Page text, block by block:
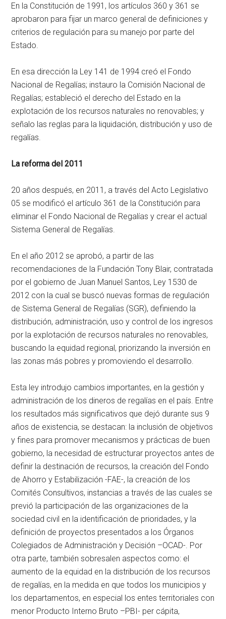
En la Constitución de 1991, los artículos 360 y 361 se
aprobaron para fijar un marco general de definiciones y
criterios de regulación para su manejo por parte del
Estado.
En esa dirección la Ley 141 de 1994 creó el Fondo
Nacional de Regalías; instauro la Comisión Nacional de
Regalías; estableció el derecho del Estado en la
explotación de los recursos naturales no renovables; y
señalo las reglas para la liquidación, distribución y uso de
regalías.
La reforma del 2011
20 años después, en 2011, a través del Acto Legislativo
05 se modificó el artículo 361 de la Constitución para
eliminar el Fondo Nacional de Regalías y crear el actual
Sistema General de Regalías.
En el año 2012 se aprobó, a partir de las
recomendaciones de la Fundación Tony Blair, contratada
por el gobierno de Juan Manuel Santos, Ley 1530 de
2012 con la cual se buscó nuevas formas de regulación
de Sistema General de Regalías (SGR), definiendo la
distribución, administración, uso y control de los ingresos
por la explotación de recursos naturales no renovables,
buscando la equidad regional, priorizando la inversión en
las zonas más pobres y promoviendo el desarrollo.
Esta ley introdujo cambios importantes, en la gestión y
administración de los dineros de regalías en el país. Entre
los resultados más significativos que dejó durante sus 9
años de existencia, se destacan: la inclusión de objetivos
y fines para promover mecanismos y prácticas de buen
gobierno, la necesidad de estructurar proyectos antes de
definir la destinación de recursos, la creación del Fondo
de Ahorro y Estabilización -FAE-, la creación de los
Comités Consultivos, instancias a través de las cuales se
previó la participación de las organizaciones de la
sociedad civil en la identificación de prioridades, y la
definición de proyectos presentados a los Órganos
Colegiados de Administración y Decisión –OCAD-. Por
otra parte, también sobresalen aspectos como: el
aumento de la equidad en la distribución de los recursos
de regalías, en la medida en que todos los municipios y
los departamentos, en especial los entes territoriales con
menor Producto Interno Bruto –PBI- per cápita,